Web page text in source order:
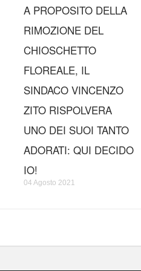
A PROPOSITO DELLA
RIMOZIONE DEL
CHIOSCHETTO
FLOREALE, IL
SINDACO VINCENZO
ZITO RISPOLVERA
UNO DEI SUOI TANTO
ADORATI: QUI DECIDO
IO!
04 Agosto 2021